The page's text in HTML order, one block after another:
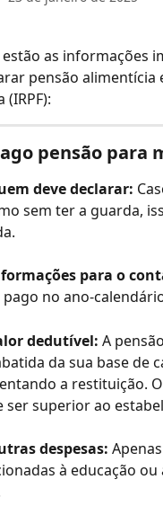
as informações
pensão alimentícia
(IRPF):
pensão para
deve declarar:
sem ter a guarda,
para o
no ano-
dedutível: A
da sua base de
a restituição.
ser superior ao
despesas:
à educação